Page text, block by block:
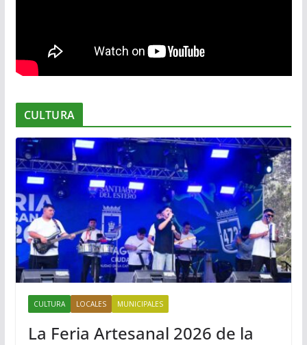
CULTURA
CULTURA LOCALES MUNICIPALES
La Feria Artesanal 2026 de la